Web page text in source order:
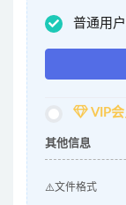
普通用
VIP
其他信息
⚠️文件格式